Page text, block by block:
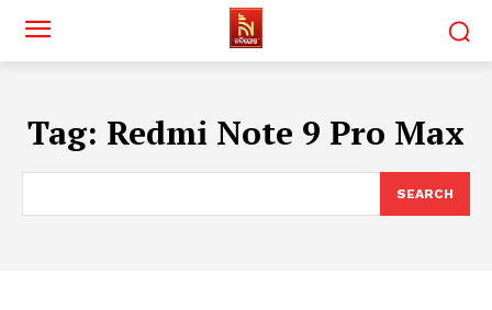
Tag: Redmi Note 9 Pro Max
SEARCH